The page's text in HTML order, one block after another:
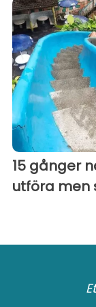
15 gånger
utföra men